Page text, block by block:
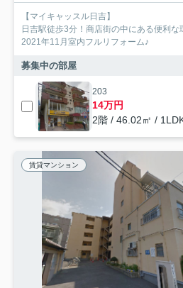
【マイキャッスル日吉】
日吉駅徒歩3分！商店街の中にある便利な
2021年11月室内フルリフォーム♪
募集中の部屋
203
14万円
2階 / 46.02㎡ /
賃貸マンション